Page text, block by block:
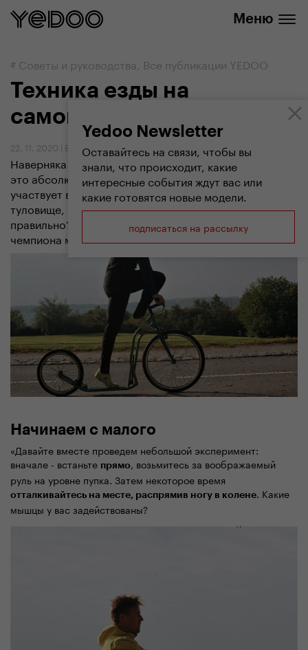
Меню
Yedoo Newsletter
Оставайтесь на связи, чтобы вы
знали, что происходит, какие
интересные события ждут вас или
какие готовятся новые модели.
подписаться на рассылку
# Советы и руководства, Все публикации YEDOO
Техника езды на
самокате
22. 11. 2020 | Вендула Кошикова
Наверняка вы слышали от нас, что езда на самокате -
это абсолютно здоровое движение, в котором
участвует все тело - от ступней через ноги,
туловище, руки до плеч и головы. Но как двигаться
правильно? Об этом мы спросили эксперта -
чемпиона мира по самокатам Михала Кульку.
Начинаем с малого
«Давайте вместе проведем небольшой эксперимент:
вначале - встаньте прямо, возьмитесь за воображаемый
руль на уровне пупка. Затем некоторое время
отталкивайтесь на месте, распрямив ногу в колене. Какие
мышцы у вас задействованы?